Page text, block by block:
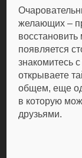
желающих –
появляется
знакомитесь
открываете
общем, еще
в которую
друзьями.